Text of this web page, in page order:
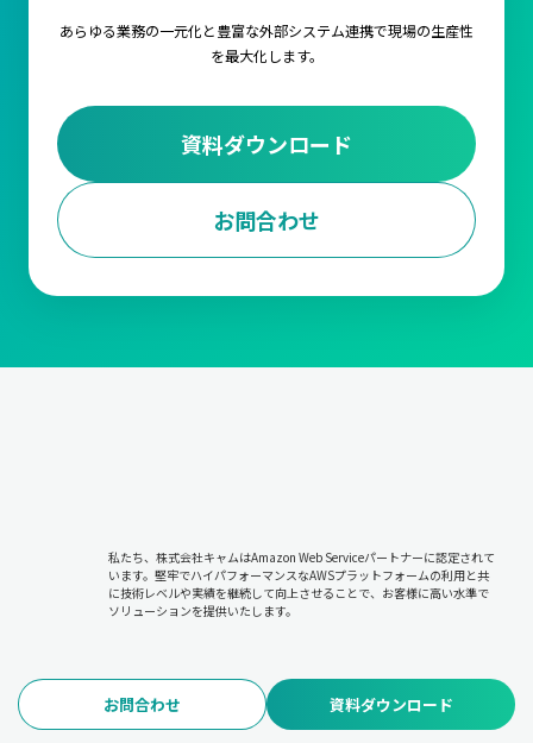
あらゆる業務の一元化と豊富な外部システム連携で現場の生産性
を最大化します。
資料ダウンロード
お問合わせ
私たち、株式会社キャムはAmazon Web Serviceパートナーに認定されて
います。堅牢でハイパフォーマンスなAWSプラットフォームの利用と共
に技術レベルや実績を継続して向上させることで、お客様に高い水準で
ソリューションを提供いたします。
お問合わせ 資料ダウンロード